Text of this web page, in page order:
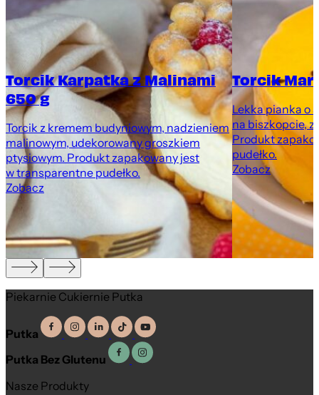
Torcik Karpatka z Malinami
650 g
Torcik z kremem budyniowym, nadzieniem
malinowym, udekorowany groszkiem
ptysiowym. Produkt zapakowany jest
w transparentne pudełko.
Zobacz
Torcik
Lekka pianka o
na biszkopcie,
Produkt
pudełko.
Zobacz
Piekarnie Cukiernie Putka
Putka
Putka Bez Glutenu
Nasze Produkty